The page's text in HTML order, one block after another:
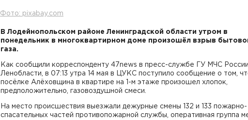
Фото: pixabay.com
В Лодейнопольском районе Ленинградской области утром в
понедельник в многоквартирном доме произошёл взрыв
газа.
Как сообщили корреспонденту 47news в пресс-службе ГУ МЧС
Ленобласти, в 07:13 утра 14 мая в ЦУКС поступило сообщение о том,
посёлке Алёховщина в квартире на 1-м этаже произошел хлопок,
предположительно, газовоздушной смеси.
На место происшествия выезжали дежурные смены 132 и 133 пожарно-
спасательных частей противопожарной службы, оперативная группа